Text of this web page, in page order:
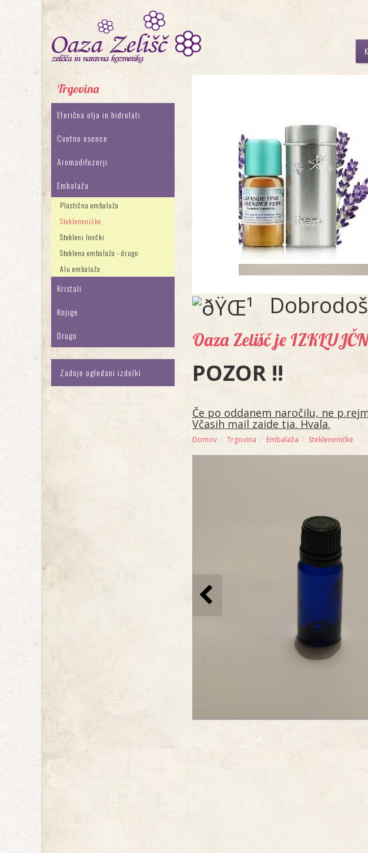
Trgovina
Eterična olja in hidrolati
Cvetne esence
Aromadifuzorji
Embalaža
Plastična embalaža
Stekleneničke
Stekleni lončki
Steklena embalaža - drugo
Alu embalaža
Kristali
Knjige
Drugo
Zadnje ogledani izdelki
Oaza Zelišč je
POZOR !!
Če po oddanem naročilu, ne
Včasih mail zaide tja. Hvala.
Domov Trgovina Embalaža Stekleneničke